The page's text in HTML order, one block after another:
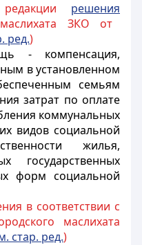
решения
маслихата ЗКО от
ред.)
- компенсация,
в установленном
семьям
затрат по оплате
коммунальных
видов социальной
жилья,
государственных
форм социальной
в соответствии с
маслихата
стар. ред.)